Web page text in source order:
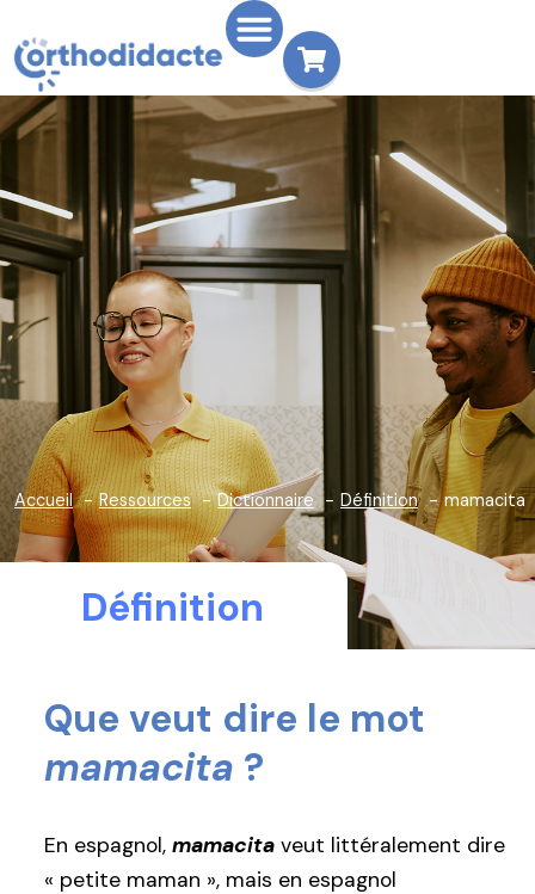
Accueil Ressources Dictionnaire Définition mamacita
Définition
Que veut dire le mot
mamacita ?
En espagnol, mamacita veut littéralement dire
« petite maman », mais en espagnol